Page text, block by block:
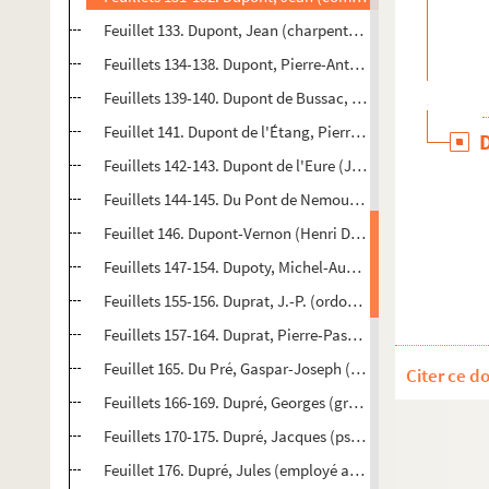
Feuillet 133. Dupont, Jean (charpentier à Paris).
Feuillets 134-138. Dupont, Pierre-Antoine (chansonnier).
Feuillets 139-140. Dupont de Bussac, Jacques-François
Feuillet 141. Dupont de l'Étang, Pierre (comte, général).
Feuillets 142-143. Dupont de l'Eure (Jacques-Charles
Feuillets 144-145. Du Pont de Nemours, Pierre-Samuel
Feuillet 146. Dupont-Vernon (Henri Dupont dit, auteur
Feuillets 147-154. Dupoty, Michel-Auguste (journaliste).
Feuillets 155-156. Duprat, J.-P. (ordonnateur du 7e
Feuillets 157-164. Duprat, Pierre-Pascal (publiciste et
Feuillet 165. Du Pré, Gaspar-Joseph (échevin de Paris).
Feuillets 166-169. Dupré, Georges (graveur). Lettres
Feuillets 170-175. Dupré, Jacques (pseudonyme de T.
Feuillet 176. Dupré, Jules (employé au ministère du
Citer ce